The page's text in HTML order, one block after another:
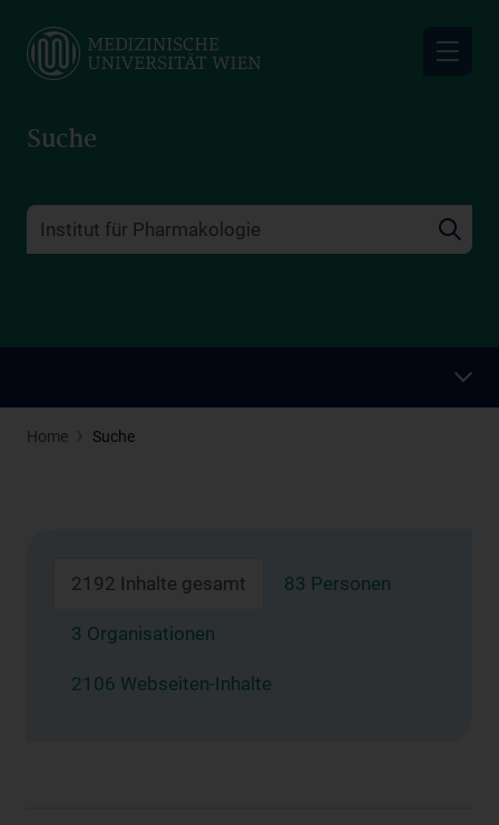
main
Suche
Home Suche
2192 Inhalte gesamt 83 Personen
3 Organisationen
2106 Webseiten-Inhalte